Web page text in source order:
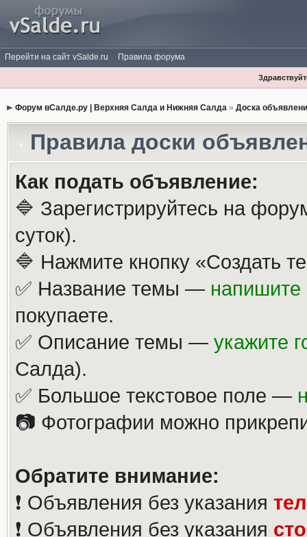
Перейти на сайт vSalde.ru Правила форума
Форум вСалде.ру | Верхняя Салда и Нижняя Салда» Доска
Правила доски
Как подать объявление:
🔷 Зарегистрируйтесь на
суток).
🔷 Нажмите кнопку «Создать
✅ Название темы — напишите
покупаете.
✅ Описание темы — укажите
Салда).
✅ Большое текстовое поле —
📷 Фотографии можно
Обратите внимание:
❗️ Объявления без указания
❗️ Объявления без указания